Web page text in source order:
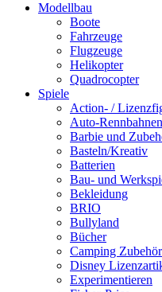
Modellbau
Boote
Fahrzeuge
Flugzeuge
Helikopter
Quadrocopter
Spiele
Action- /
Auto-Rennbahnen
Barbie und
Basteln/Kreativ
Batterien
Bau- und
Bekleidung
BRIO
Bullyland
Bücher
Camping Zubehör
Disney
Experimentieren